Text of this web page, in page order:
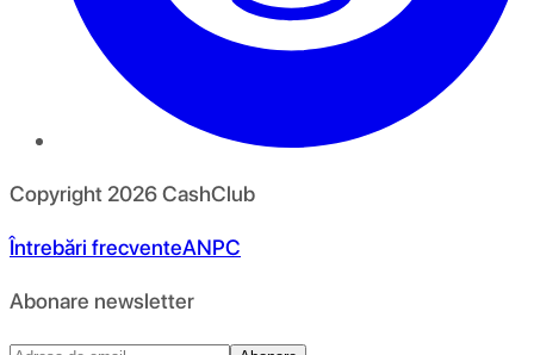
Copyright 2026CashClub
Întrebări frecventeANPC
Abonare newsletter